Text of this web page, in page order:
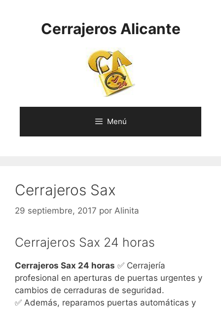
Cerrajeros Alicante
Menú
Cerrajeros Sax
29 septiembre, 2017 por Alinita
Cerrajeros Sax 24 horas
Cerrajeros Sax 24 horas ✅ Cerrajería
profesional en aperturas de puertas urgentes y
cambios de cerraduras de seguridad.
✅ Además, reparamos puertas automáticas y